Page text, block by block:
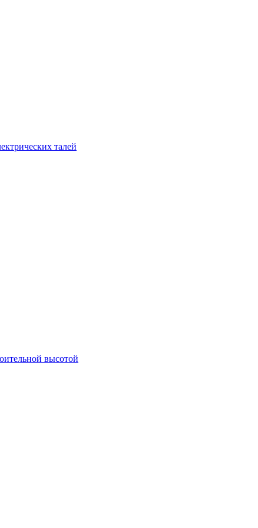
талей
высотой